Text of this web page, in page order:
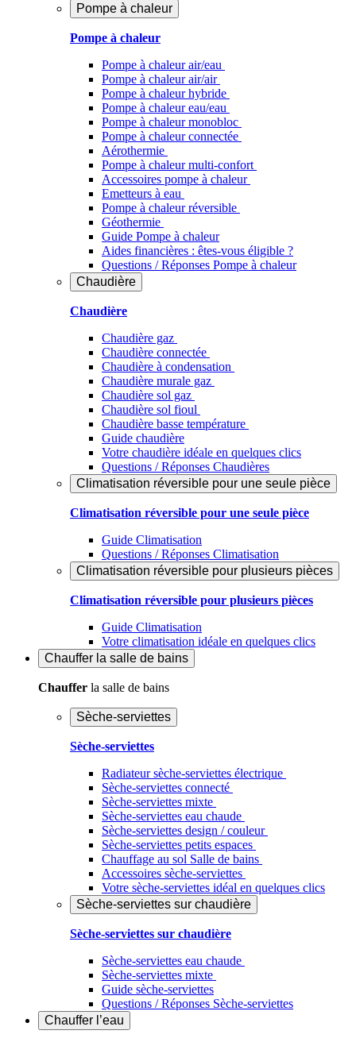
Pompe à chaleur
Pompe à chaleur
Pompe à chaleur air/eau
Pompe à chaleur air/air
Pompe à chaleur hybride
Pompe à chaleur​ eau/eau
Pompe à chaleur monobloc
Pompe à chaleur connectée
Aérothermie
Pompe à chaleur multi-confort
Accessoires pompe à chaleur
Emetteurs à eau
Pompe à chaleur réversible
Géothermie
Guide Pompe à chaleur
Aides financières : êtes-vous éligible ?
Questions / Réponses Pompe à chaleur
Chaudière
Chaudière
Chaudière gaz
Chaudière connectée
Chaudière à condensation
Chaudière murale gaz
Chaudière sol gaz
Chaudière sol fioul
Chaudière basse température
Guide chaudière
Votre chaudière idéale en quelques clics
Questions / Réponses Chaudières
Climatisation réversible pour une seule pièce
Climatisation réversible pour une seule pièce
Guide Climatisation
Questions / Réponses Climatisation
Climatisation réversible pour plusieurs pièces
Climatisation réversible pour plusieurs pièces
Guide Climatisation
Votre climatisation idéale en quelques clics
Chauffer la salle de bains
Chauffer la salle de bains
Sèche-serviettes
Sèche-serviettes
Radiateur sèche-serviettes électrique
Sèche-serviettes connecté
Sèche-serviettes mixte
Sèche-serviettes eau chaude
Sèche-serviettes design / couleur
Sèche-serviettes petits espaces
Chauffage au sol Salle de bains
Accessoires sèche-serviettes
Votre sèche-serviettes idéal en quelques clics
Sèche-serviettes sur chaudière
Sèche-serviettes sur chaudière
Sèche-serviettes eau chaude
Sèche-serviettes mixte
Guide sèche-serviettes
Questions / Réponses Sèche-serviettes
Chauffer l’eau